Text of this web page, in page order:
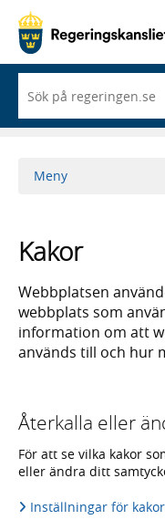
du
börjar
skriva
framträder
sökförslag
Meny
Kakor
Webbplatsen
webbplats som
information om att
används till och hur
Återkalla eller
För att se vilka kakor
eller ändra ditt
Inställningar för kakor